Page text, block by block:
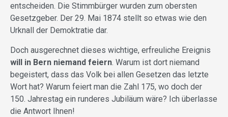
entscheiden. Die Stimmbürger wurden zum obersten
Gesetzgeber. Der 29. Mai 1874 stellt so etwas wie den
Urknall der Demoktratie dar.
Doch ausgerechnet dieses wichtige, erfreuliche Ereignis
will in Bern niemand feiern. Warum ist dort niemand
begeistert, dass das Volk bei allen Gesetzen das letzte
Wort hat? Warum feiert man die Zahl 175, wo doch der
150. Jahrestag ein runderes Jubiläum wäre? Ich überlasse
die Antwort Ihnen!